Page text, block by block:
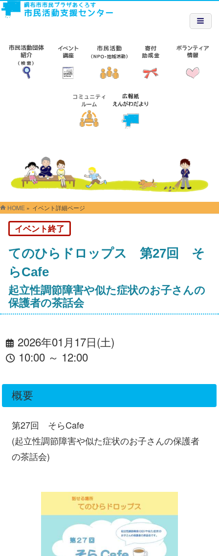
HOME » イベント詳細ページ
イベント終了
てのひらドロップス 第27回 そ
らCafe
起立性調節障害や似た症状のお子さんの
保護者の茶話会
2026年01月17日(土)
10:00 ～ 12:00
概要
第27回 そらCafe
(起立性調節障害や似た症状のお子さんの保護者
の茶話会)